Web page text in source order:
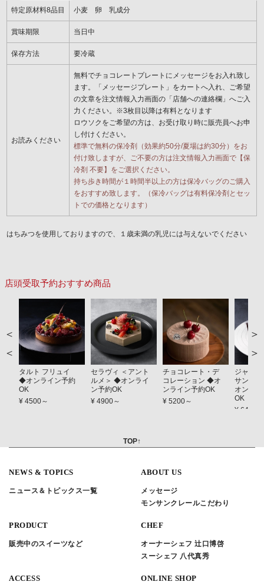
特定原材料8品目 小麦 卵 乳成分
賞味期限 当日中
保存方法 要冷蔵
お読みください
無料でチョコレートプレートにメッセージをお入れ致し
ます。「メッセージプレート」をカートへ入れ、ご希望
の文章を注文情報入力画面の「店舗への連絡欄」へご入
力ください。※3枚目以降は有料となります
ロウソクをご希望の方は、お受け取り時に販売員へお申
し付けください。
標準で無料の保冷剤（効果約50分/夏場は約30分）をお
付け致しますが、ご不要の方は注文情報入力画面で【保
冷剤 不要】をご選択ください。
持ち歩き時間が１時間半以上の方は保冷バッグのご購入
をおすすめ致します。（保冷バッグは有料保冷剤とセッ
トでの価格となります）
はちみつを使用しておりますので、１歳未満の乳児には与えないでください
店頭受取予約おすすめ商品
タルト フリュイ
◆オンライン予約
OK
¥ 4500～
セラヴィ ＜アント
ルメ＞ ◆オンライ
ン予約OK
¥ 4900～
チョコレート・デ
コレーション ◆オ
ンライン予約OK
¥ 5200～
ジャー
サンス
オンラ
OK
¥ 6400
＜
＞
TOP↑
NEWS & TOPICS
ニュース＆トピックス一覧
ABOUT US
メッセージ
モンサンクレールこだわり
PRODUCT
販売中のスイーツなど
CHEF
オーナーシェフ 辻口博啓
スーシェフ 八代真秀
ACCESS ONLINE SHOP